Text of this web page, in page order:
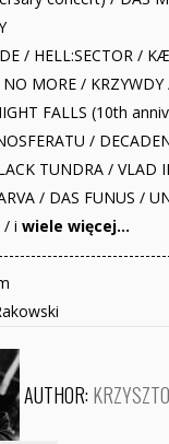
/ HELL:SECTOR /
MORE / KRZYWDY
FALLS (10th
/
TUNDRA / VLAD
/ DAS FUNUS /
/ i wiele więcej...
AUTHOR: